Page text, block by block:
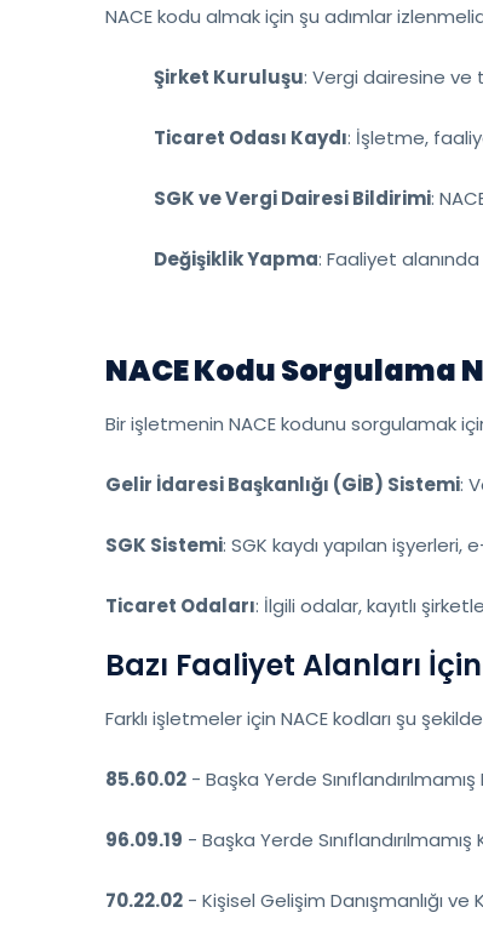
NACE kodu almak için şu adımlar
Şirket Kuruluşu: Vergi dairesine ve
Ticaret Odası Kaydı: İşletme,
SGK ve Vergi Dairesi Bildirimi:
Değişiklik Yapma: Faaliyet
NACE Kodu Sorgulama
Bir işletmenin NACE kodunu sorgulamak
Gelir İdaresi Başkanlığı (GİB) Sistemi:
SGK Sistemi: SGK kaydı yapılan
Ticaret Odaları: İlgili odalar, kayıtlı
Bazı Faaliyet Alanları
Farklı işletmeler için NACE kodları şu şekilde
85.60.02 - Başka Yerde
96.09.19 - Başka Yerde
70.22.02 - Kişisel Gelişim Danışmanlığı